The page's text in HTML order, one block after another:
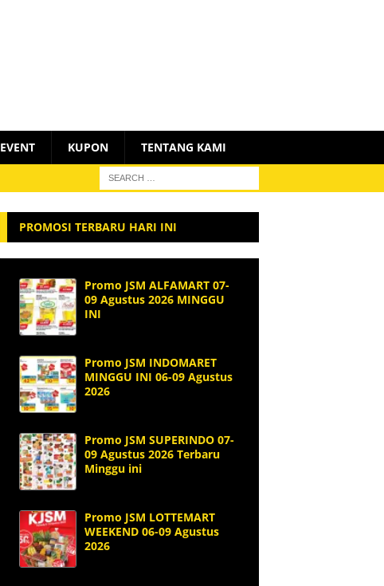
EVENT KUPON TENTANG KAMI
PROMOSI TERBARU HARI INI
Promo JSM ALFAMART 07-
09 Agustus 2026 MINGGU
INI
Promo JSM INDOMARET
MINGGU INI 06-09 Agustus
2026
Promo JSM SUPERINDO 07-
09 Agustus 2026 Terbaru
Minggu ini
Promo JSM LOTTEMART
WEEKEND 06-09 Agustus
2026